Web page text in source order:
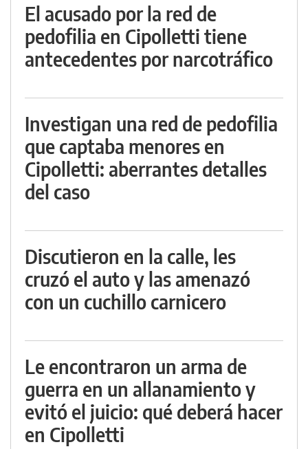
El acusado por la red de
pedofilia en Cipolletti tiene
antecedentes por narcotráfico
Investigan una red de pedofilia
que captaba menores en
Cipolletti: aberrantes detalles
del caso
Discutieron en la calle, les
cruzó el auto y las amenazó
con un cuchillo carnicero
Le encontraron un arma de
guerra en un allanamiento y
evitó el juicio: qué deberá hacer
en Cipolletti